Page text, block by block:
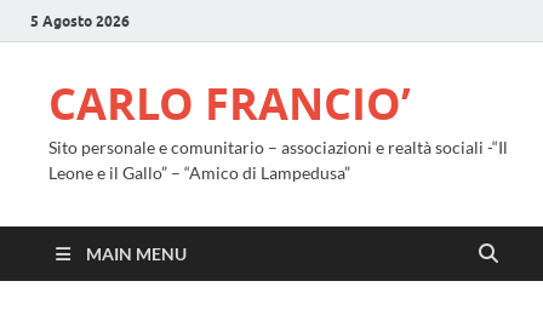
5 Agosto 2026
CARLO FRANCIO’
Sito personale e comunitario – associazioni e realtà sociali -“Il
Leone e il Gallo” – “Amico di Lampedusa”
MAIN MENU